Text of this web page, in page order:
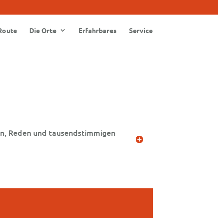
Die Orte Erfahrbares Service
Reden und tausendstimmigen